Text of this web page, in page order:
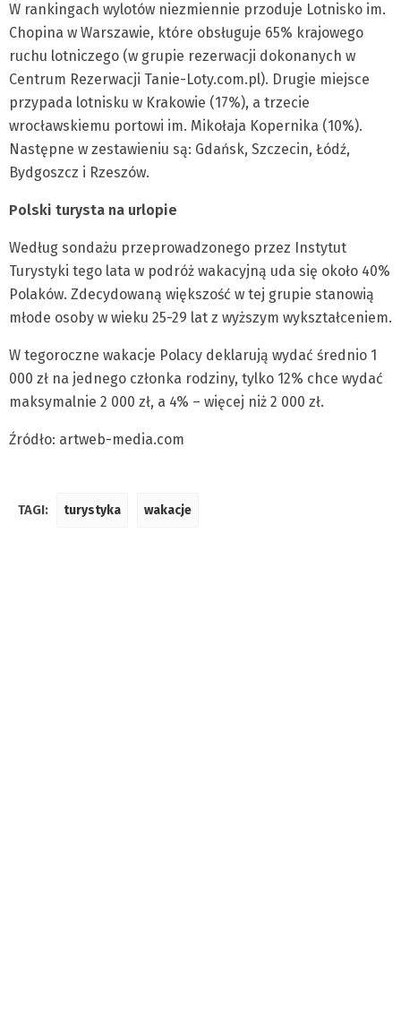
W rankingach wylotów niezmiennie przoduje Lotnisko im.
Chopina w Warszawie, które obsługuje 65% krajowego
ruchu lotniczego (w grupie rezerwacji dokonanych w
Centrum Rezerwacji Tanie-Loty.com.pl). Drugie miejsce
przypada lotnisku w Krakowie (17%), a trzecie
wrocławskiemu portowi im. Mikołaja Kopernika (10%).
Następne w zestawieniu są: Gdańsk, Szczecin, Łódź,
Bydgoszcz i Rzeszów.
Polski turysta na urlopie
Według sondażu przeprowadzonego przez Instytut
Turystyki tego lata w podróż wakacyjną uda się około 40%
Polaków. Zdecydowaną większość w tej grupie stanowią
młode osoby w wieku 25-29 lat z wyższym wykształceniem.
W tegoroczne wakacje Polacy deklarują wydać średnio 1
000 zł na jednego członka rodziny, tylko 12% chce wydać
maksymalnie 2 000 zł, a 4% – więcej niż 2 000 zł.
Źródło: artweb-media.com
TAGI: turystyka wakacje